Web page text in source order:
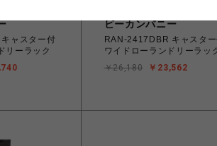
ャスター付
リーラック
ビーカンパニー
RAN-2417DBR キャスタ
ワイドローランドリーラッ
￥23,562
￥26,180